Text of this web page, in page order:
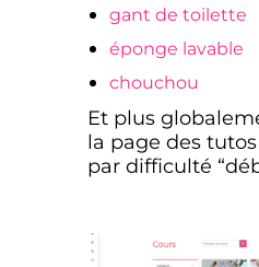
gant de toilette
éponge lavable
chouchou
Et plus
la page des
par difficulté